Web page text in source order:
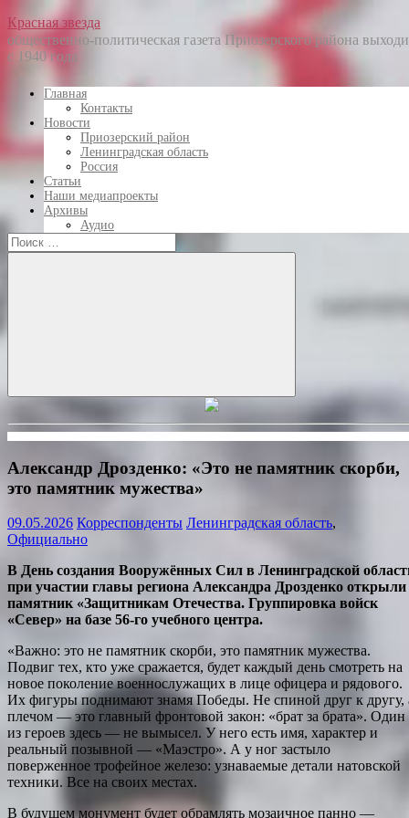
Перейти
к
содержанию
Красная звезда
общественно-политическая газета Приозерского района
с 1940 года
Главная
Контакты
Новости
Приозерский район
Ленинградская область
Россия
Статьи
Наши медиапроекты
Архивы
Аудио
Искать:
Искать
Александр Дрозденко: «Это не памятник скорби,
это памятник мужества»
09.05.2026 Корреспонденты Ленинградская область,
Официально
В День создания Вооружённых Сил в Ленинградской
при участии главы региона Александра Дрозденко открыли
памятник «Защитникам Отечества. Группировка войск
«Север» на базе 56-го учебного центра.
«Важно: это не памятник скорби, это памятник мужества.
Подвиг тех, кто уже сражается, будет каждый день смотреть на
новое поколение военнослужащих в лице офицера и рядового.
Их фигуры поднимают знамя Победы. Не спиной друг к другу,
плечом — это главный фронтовой закон: «брат за брата». Один
из героев здесь — не вымысел. У него есть имя, характер и
реальный позывной — «Маэстро». А у ног застыло
поверженное трофейное железо: узнаваемые детали натовской
техники. Все на своих местах.
В будущем монумент будет обрамлять мозаичное панно —